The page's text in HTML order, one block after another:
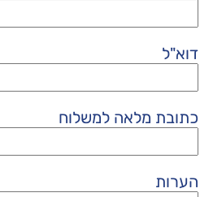
דוא"ל
כתובת מלאה למשלוח
הערות